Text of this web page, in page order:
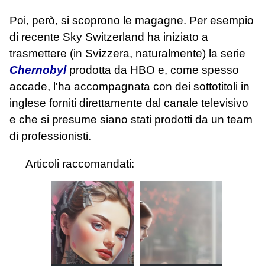
Poi, però, si scoprono le magagne. Per esempio
di recente Sky Switzerland ha iniziato a
trasmettere (in Svizzera, naturalmente) la serie
Chernobylprodotta da HBO e, come spesso
accade, l'ha accompagnata con dei sottotitoli in
inglese forniti direttamente dal canale televisivo
e che si presume siano stati prodotti da un team
di professionisti.
Articoli raccomandati: